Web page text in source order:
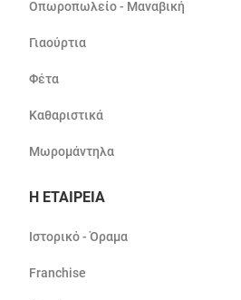
Οπωροπωλείο - Μαναβική
Γιαούρτια
Φέτα
Καθαριστικά
Μωρομάντηλα
Η ΕΤΑΙΡΕΙΑ
Ιστορικό - Όραμα
Franchise